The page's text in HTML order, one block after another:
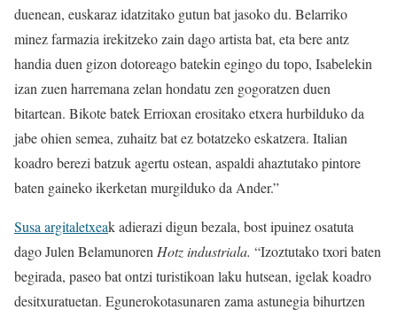
duenean, euskaraz idatzitako gutun bat jasoko du. Belarriko
minez farmazia irekitzeko zain dago artista bat, eta bere antz
handia duen gizon dotoreago batekin egingo du topo, Isabelekin
izan zuen harremana zelan hondatu zen gogoratzen duen
bitartean. Bikote batek Errioxan erositako etxera hurbilduko da
jabe ohien semea, zuhaitz bat ez botatzeko eskatzera. Italian
koadro berezi batzuk agertu ostean, aspaldi ahaztutako pintore
baten gaineko ikerketan murgilduko da Ander.”
Susa argitaletxeak adierazi digun bezala, bost ipuinez osatuta
dago Julen BelamunorenHotz industriala. “Izoztutako txori baten
begirada, paseo bat ontzi turistikoan laku hutsean, igelak koadro
desitxuratuetan. Egunerokotasunaren zama astunegia bihurtzen